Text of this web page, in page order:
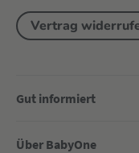
Vertrag
Gut informiert
Über BabyOne